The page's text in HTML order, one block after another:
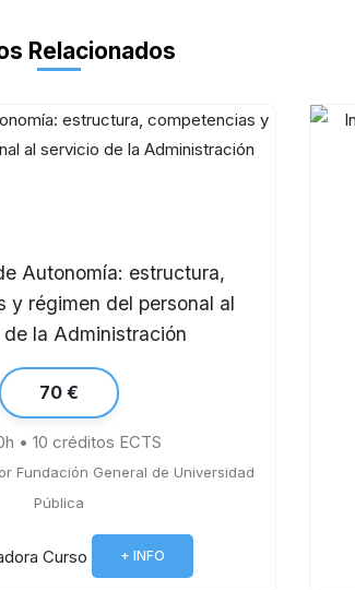
Relacionados
Autonomía: estructura,
y régimen del personal al
la Administración
70 €
• 10 créditos ECTS
Fundación General de Universidad
Pública
+ INFO